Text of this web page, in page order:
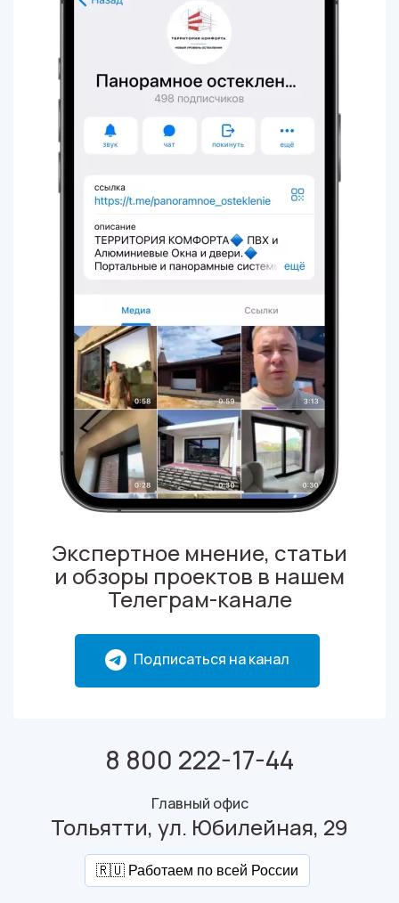
Экспертное мнение, статьи
и обзоры проектов в нашем
Телеграм-канале
Подписаться на канал
8 800 222-17-44
Главный офис
Тольятти, ул. Юбилейная, 29
🇷🇺 Работаем по всей России